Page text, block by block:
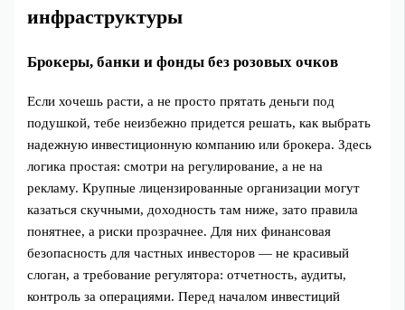
инфраструктуры
Брокеры, банки и фонды без розовых очков
Если хочешь расти, а не просто прятать деньги под
подушкой, тебе неизбежно придется решать, как выбрать
надежную инвестиционную компанию или брокера. Здесь
логика простая: смотри на регулирование, а не на
рекламу. Крупные лицензированные организации могут
казаться скучными, доходность там ниже, зато правила
понятнее, а риски прозрачнее. Для них финансовая
безопасность для частных инвесторов — не красивый
слоган, а требование регулятора: отчетность, аудиты,
контроль за операциями. Перед началом инвестиций